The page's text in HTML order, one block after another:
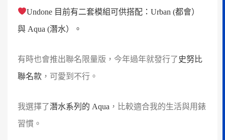
Undone 目前有二套模組可供搭配：Urban (都會）
與 Aqua (潛水）。
有時也會推出聯名限量版，今年過年就發行了 史努比
聯名款 ，可愛到不行。
我選擇了潛水系列的 Aqua ，比較適合我的生活與用錶
習慣。